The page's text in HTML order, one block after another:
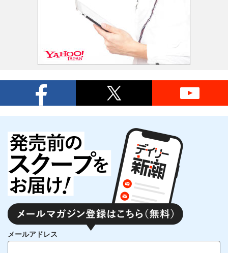
メールアドレス